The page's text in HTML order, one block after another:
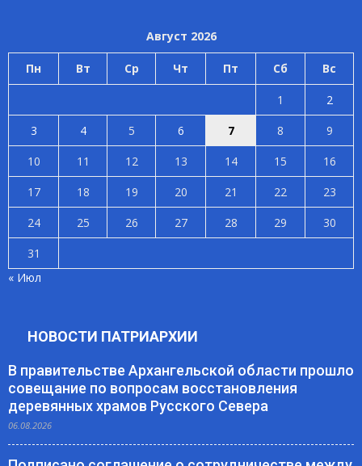
Август 2026
Пн Вт Ср Чт Пт Сб Вс
1
2
3
4 5 6 7 8
9
10
11 12 13 14 15
16
17
18 19 20 21 22
23
24
25 26 27 28 29
30
31
« Июл
НОВОСТИ ПАТРИАРХИИ
В правительстве Архангельской области прошло
совещание по вопросам восстановления
деревянных храмов Русского Севера
06.08.2026